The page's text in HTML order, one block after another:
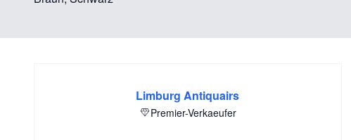
Limburg Antiquairs
Premier-Verkaeufer